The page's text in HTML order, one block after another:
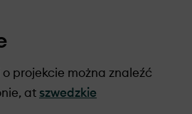
projekcie można znaleźć
at szwedzkie